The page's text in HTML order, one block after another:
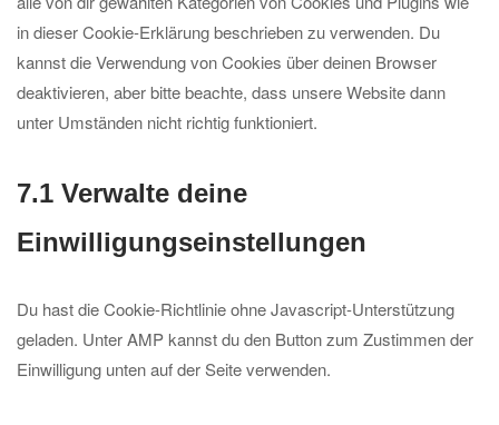
in dieser Cookie-Erklärung beschrieben zu verwenden. Du
kannst die Verwendung von Cookies über deinen Browser
deaktivieren, aber bitte beachte, dass unsere Website dann
unter Umständen nicht richtig funktioniert.
7.1 Verwalte deine
Einwilligungseinstellungen
Du hast die Cookie-Richtlinie ohne Javascript-Unterstützung
geladen. Unter AMP kannst du den Button zum Zustimmen der
Einwilligung unten auf der Seite verwenden.